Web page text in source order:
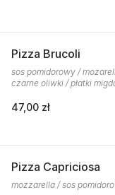
Pizza Brucoli
sos pomidorowy /
czarne oliwki / płatki
47,00 zł
Pizza Capriciosa
mozzarella / sos